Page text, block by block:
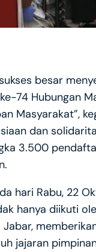
besar
74 Hubungan
Masyarakat”,
dan
3.500
hari Rabu, 22
hanya diikuti
jajaran